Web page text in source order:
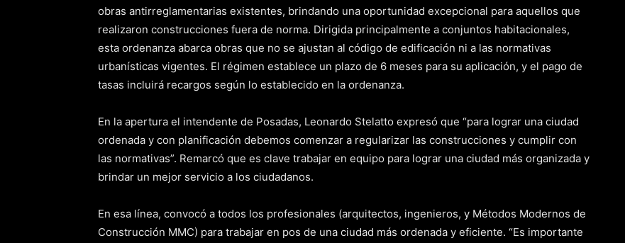
obras antirreglamentarias existentes, brindando una oportunidad excepcional para aquellos que
realizaron construcciones fuera de norma. Dirigida principalmente a conjuntos habitacionales,
esta ordenanza abarca obras que no se ajustan al código de edificación ni a las normativas
urbanísticas vigentes. El régimen establece un plazo de 6 meses para su aplicación, y el pago de
tasas incluirá recargos según lo establecido en la ordenanza.
En la apertura el intendente de Posadas, Leonardo Stelatto expresó que “para lograr una ciudad
ordenada y con planificación debemos comenzar a regularizar las construcciones y cumplir con
las normativas”. Remarcó que es clave trabajar en equipo para lograr una ciudad más organizada y
brindar un mejor servicio a los ciudadanos.
En esa línea, convocó a todos los profesionales (arquitectos, ingenieros, y Métodos Modernos de
Construcción MMC) para trabajar en pos de una ciudad más ordenada y eficiente. “Es importante